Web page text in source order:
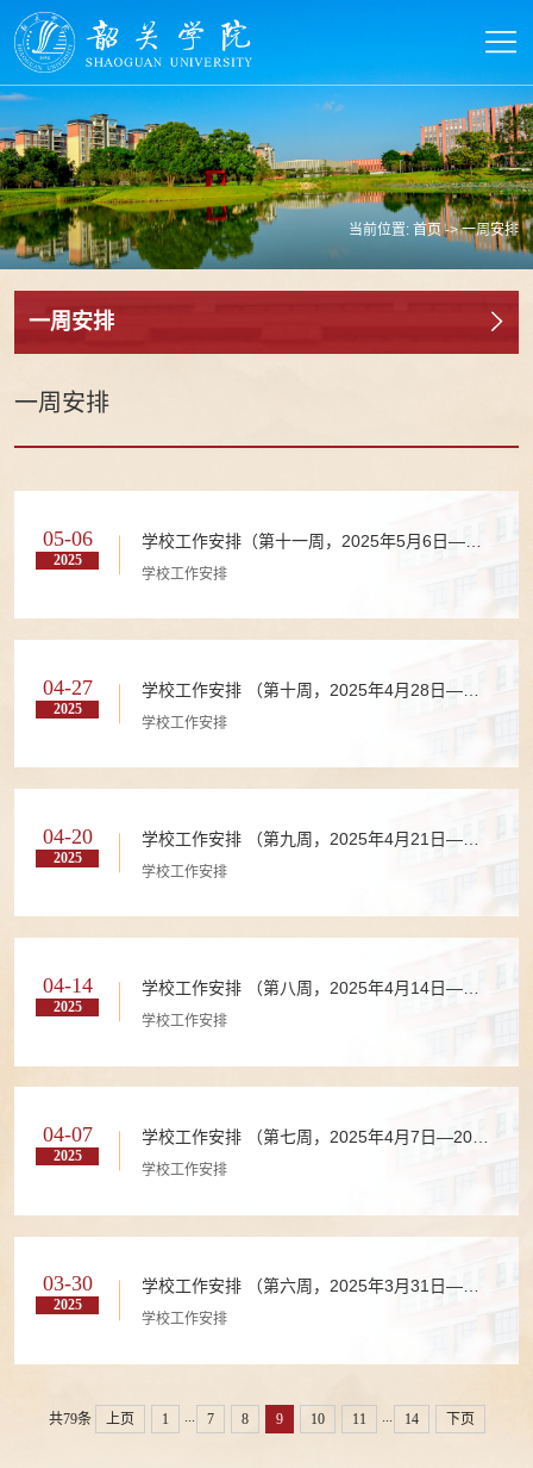
当前位置:首页->一周安排
一周安排
一周安排
05-06
2025
学校工作安排（第十一周，2025年5月6日—
2025年5月11日）
学校工作安排
04-27
2025
学校工作安排 （第十周，2025年4月28日—
2025年4月30日）
学校工作安排
04-20
2025
学校工作安排 （第九周，2025年4月21日—
2025年4月27日）
学校工作安排
04-14
2025
学校工作安排 （第八周，2025年4月14日—
2025年4月20日）
学校工作安排
04-07
2025
学校工作安排 （第七周，2025年4月7日—2025
年4月13日）
学校工作安排
03-30
2025
学校工作安排 （第六周，2025年3月31日—
2025年4月6日）
学校工作安排
共79条 上页 1 ... 7 8 9 10 11 ... 14 下页